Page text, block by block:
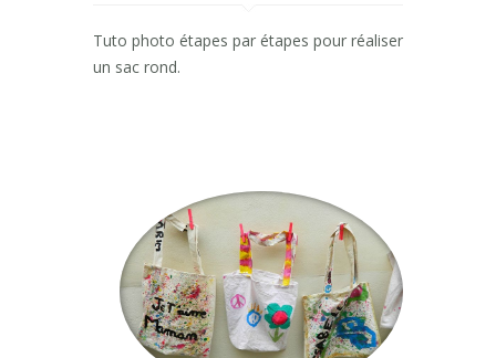
Tuto photo étapes par étapes pour réaliser
un sac rond.